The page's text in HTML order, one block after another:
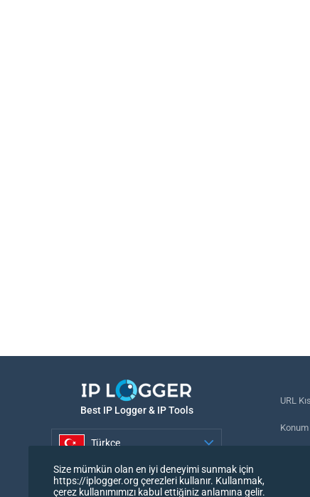
Best IP Logger & IP Tools
Türkçe
Türkçe
URL
Size mümkün olan en iyi deneyimi sunmak için
https://iplogger.org çerezleri kullanır. Kullanmak,
çerez kullanımımızı kabul ettiğiniz anlamına gelir.